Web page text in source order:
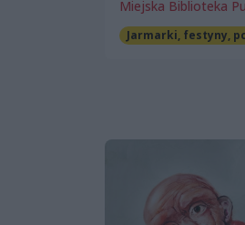
Miejska Biblioteka
Jarmarki, festyny,